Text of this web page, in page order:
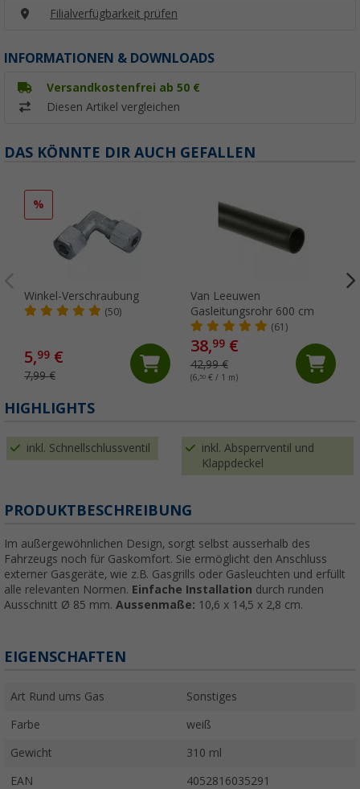
Filialverfügbarkeit prüfen
INFORMATIONEN & DOWNLOADS
Versandkostenfrei ab 50 €
Diesen Artikel vergleichen
DAS KÖNNTE DIR AUCH GEFALLEN
%
Winkel-Verschraubung
(50)
5,99 €
7,99 €
Van Leeuwen
Gasleitungsrohr 600 cm
(61)
38,99€
42,99 €
(6,50€ / 1 m)
HIGHLIGHTS
inkl. Schnellschlussventil
inkl. Absperrventil und
Klappdeckel
PRODUKTBESCHREIBUNG
Im außergewöhnlichen Design, sorgt selbst ausserhalb des
Fahrzeugs noch für Gaskomfort. Sie ermöglicht den Anschluss
externer Gasgeräte, wie z.B. Gasgrills oder Gasleuchten und erfüllt
alle relevanten Normen. Einfache Installation durch runden
Ausschnitt Ø 85 mm. Aussenmaße: 10,6 x 14,5 x 2,8 cm.
EIGENSCHAFTEN
Art Rund ums Gas Sonstiges
Farbe weiß
Gewicht 310 ml
EAN 4052816035291